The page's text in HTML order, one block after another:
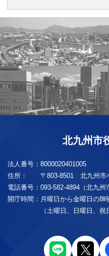
北九州市
法人番号： 8000020401005
住所：
〒803-8501 北九州市
電話番号： 093-582-4894（北九州
開庁時間： 月曜日から金曜日の8
（土曜日、日曜日、祝